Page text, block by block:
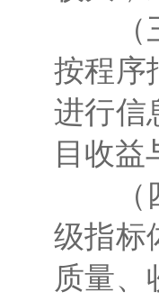
（三
按程序
进行信
目收
（四
级指标
质量、